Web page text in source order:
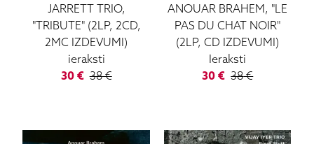
JARRETT TRIO,
"TRIBUTE" (2LP, 2CD,
2MC IZDEVUMI)
ieraksti
30€ 38€
ANOUAR BRAHEM, "LE
PAS DU CHAT NOIR"
(2LP, CD IZDEVUMI)
Ieraksti
30 € 38€